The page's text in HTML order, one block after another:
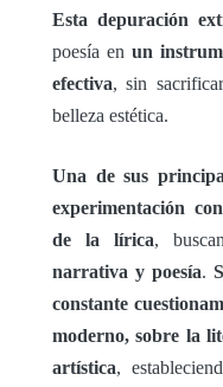
Esta depuración
poesía en un
efectiva, sin
belleza estética.
Una de sus
experimentación
de la lírica,
narrativa y poesía.
constante
moderno, sobre la
artística,